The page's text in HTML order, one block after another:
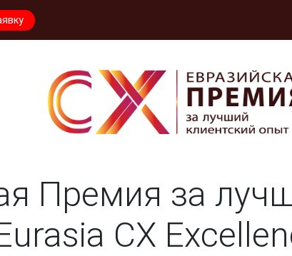
Премия за
CX